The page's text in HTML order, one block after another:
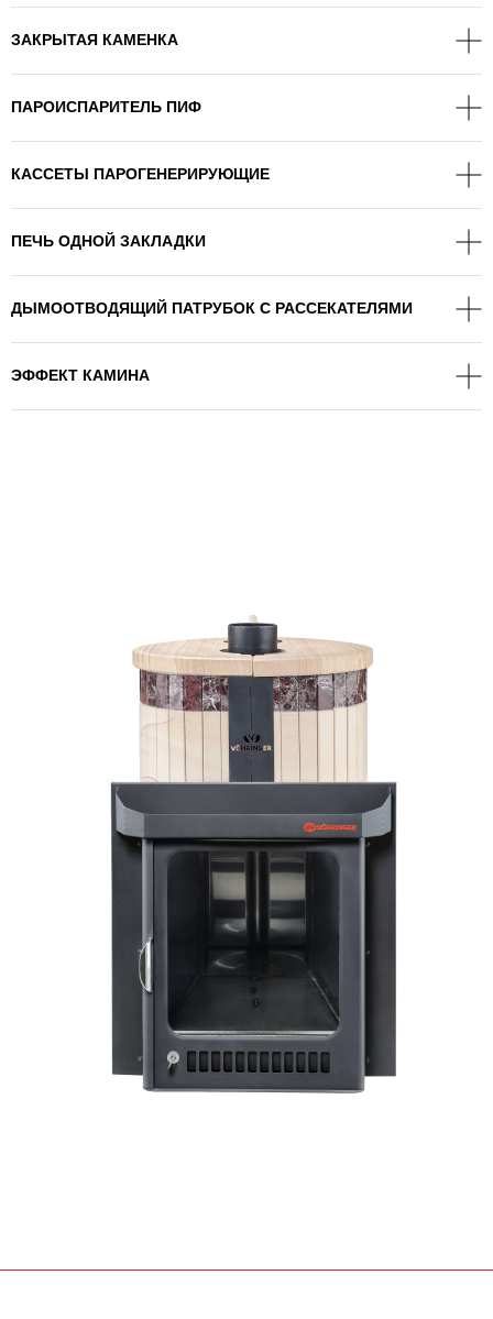
ЗАКРЫТАЯ КАМЕНКА
ПАРОИСПАРИТЕЛЬ ПИФ
КАССЕТЫ ПАРОГЕНЕРИРУЮЩИЕ
ПЕЧЬ ОДНОЙ ЗАКЛАДКИ
ДЫМООТВОДЯЩИЙ ПАТРУБОК С РАССЕКАТЕЛЯМИ
ЭФФЕКТ КАМИНА